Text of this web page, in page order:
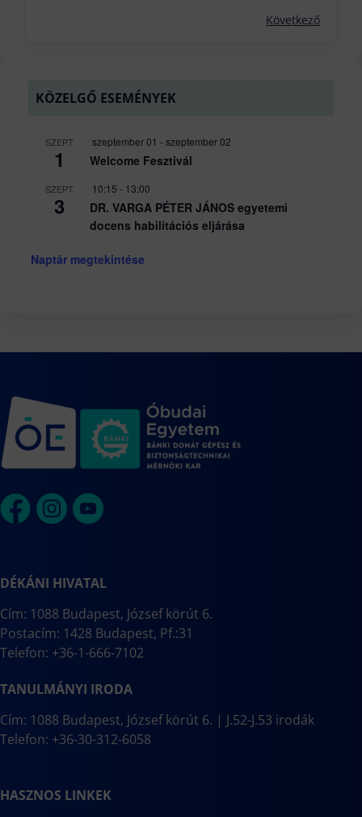
Következő
KÖZELGŐ ESEMÉNYEK
SZEPT
1
szeptember 01 -szeptember 02
Welcome Fesztivál
SZEPT
3
10:15 - 13:00
DR. VARGA PÉTER JÁNOS egyetemi
docens habilitációs eljárása
Naptár megtekintése
DÉKÁNI HIVATAL
Cím: 1088 Budapest, József körút 6.
Postacím: 1428 Budapest, Pf.:31
Telefon: +36-1-666-7102
TANULMÁNYI IRODA
Cím: 1088 Budapest, József körút 6. | J.52-J.53 irodák
Telefon: +36-30-312-6058
HASZNOS LINKEK